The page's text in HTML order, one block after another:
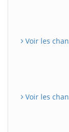
Voir les
Voir les